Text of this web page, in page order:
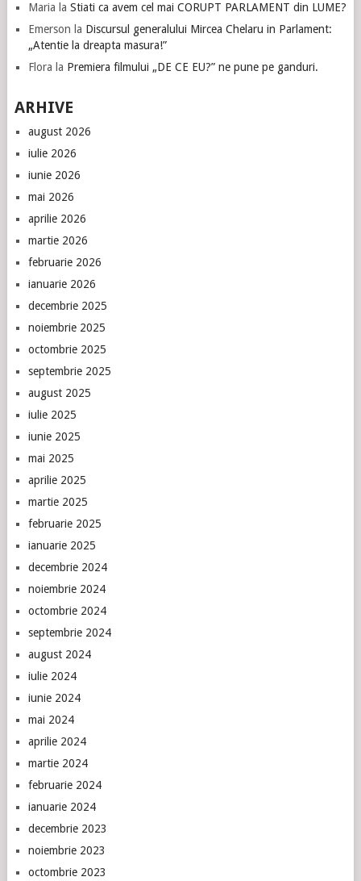
Maria la Stiati ca avem cel mai CORUPT PARLAMENT din LUME?
Emerson la Discursul generalului Mircea Chelaru in Parlament:
„Atentie la dreapta masura!”
Flora la Premiera filmului „DE CE EU?” ne pune pe ganduri.
ARHIVE
august 2026
iulie 2026
iunie 2026
mai 2026
aprilie 2026
martie 2026
februarie 2026
ianuarie 2026
decembrie 2025
noiembrie 2025
octombrie 2025
septembrie 2025
august 2025
iulie 2025
iunie 2025
mai 2025
aprilie 2025
martie 2025
februarie 2025
ianuarie 2025
decembrie 2024
noiembrie 2024
octombrie 2024
septembrie 2024
august 2024
iulie 2024
iunie 2024
mai 2024
aprilie 2024
martie 2024
februarie 2024
ianuarie 2024
decembrie 2023
noiembrie 2023
octombrie 2023